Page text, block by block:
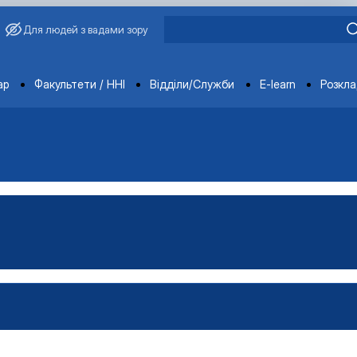
Для людей з вадами зору
Факультети / ННІ Відділи/Служби E-learn